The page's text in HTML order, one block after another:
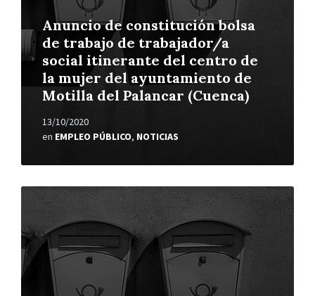
Anuncio de constitución bolsa
de trabajo de trabajador/a
social itinerante del centro de
la mujer del ayuntamiento de
Motilla del Palancar (Cuenca)
13/10/2020
en EMPLEO PÚBLICO, NOTICIAS
Leer